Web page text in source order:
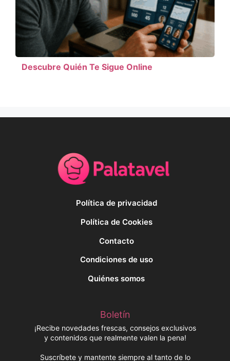
Descubre Quién Te Sigue Online
Política de privacidad
Política de Cookies
Contacto
Condiciones de uso
Quiénes somos
Boletín
¡Recibe novedades frescas, consejos exclusivos
y contenidos que realmente valen la pena!
Suscríbete y mantente siempre al tanto de lo